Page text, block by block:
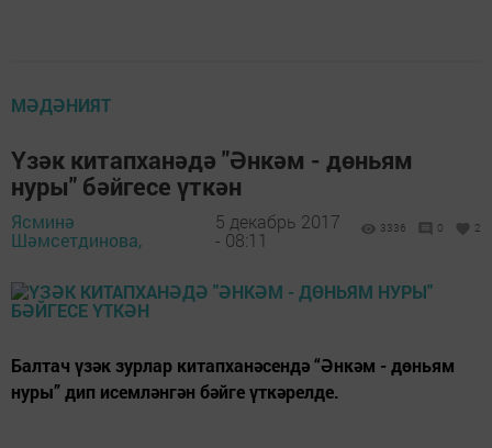
МӘДӘНИЯТ
Үзәк китапханәдә "Әнкәм - дөньям
нуры" бәйгесе үткән
Ясминә
Шәмсетдинова,
5 декабрь 2017
- 08:11
3336 0 2
Балтач үзәк зурлар китапханәсендә “Әнкәм - дөньям
нуры” дип исемләнгән бәйге үткәрелде.